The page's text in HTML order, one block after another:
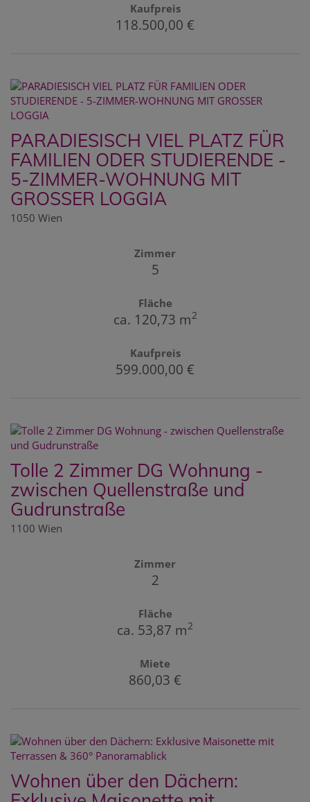
Kaufpreis
118.500,00 €
PARADIESISCH VIEL PLATZ FÜR
FAMILIEN ODER STUDIERENDE -
5-ZIMMER-WOHNUNG MIT
GROSSER LOGGIA
1050 Wien
Zimmer
5
Fläche
ca. 120,73 m2
Kaufpreis
599.000,00 €
Tolle 2 Zimmer DG Wohnung -
zwischen Quellenstraße und
Gudrunstraße
1100 Wien
Zimmer
2
Fläche
ca. 53,87 m2
Miete
860,03 €
Wohnen über den Dächern: